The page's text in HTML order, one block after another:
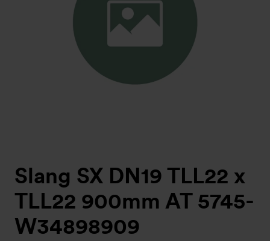
Slang SX DN19 TLL22 x
TLL22 900mm AT 5745-
W34898909